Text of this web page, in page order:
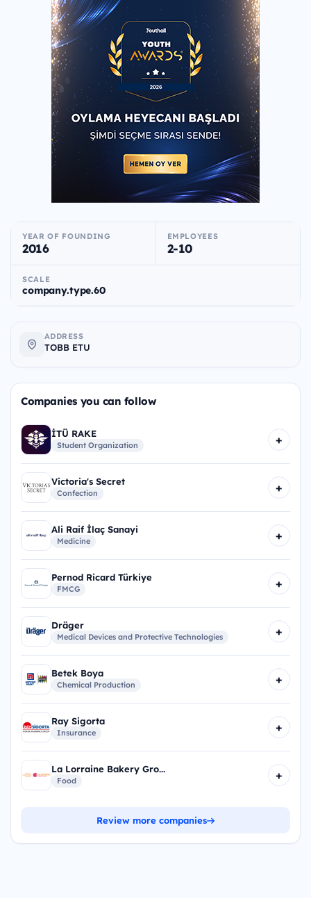
YEAR OF FOUNDING
2016
EMPLOYEES
2-10
SCALE
company.type.60
ADDRESS
TOBB ETU
Companies you can follow
İTÜ RAKE
Student Organization +
Victoria's Secret
Confection +
Ali Raif İlaç Sanayi
Medicine +
Pernod Ricard Türkiye
FMCG +
Dräger
Medical Devices and Protective Technologies +
Betek Boya
Chemical Production +
Ray Sigorta
Insurance +
La Lorraine Bakery Gro...
Food +
Review more companies